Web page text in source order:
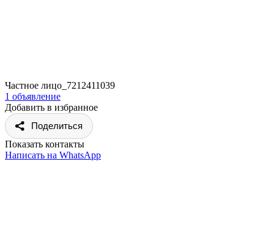
Частное лицо_7212411039
1 объявление
Добавить в избранное
Поделиться
Показать контакты
Написать на WhatsApp